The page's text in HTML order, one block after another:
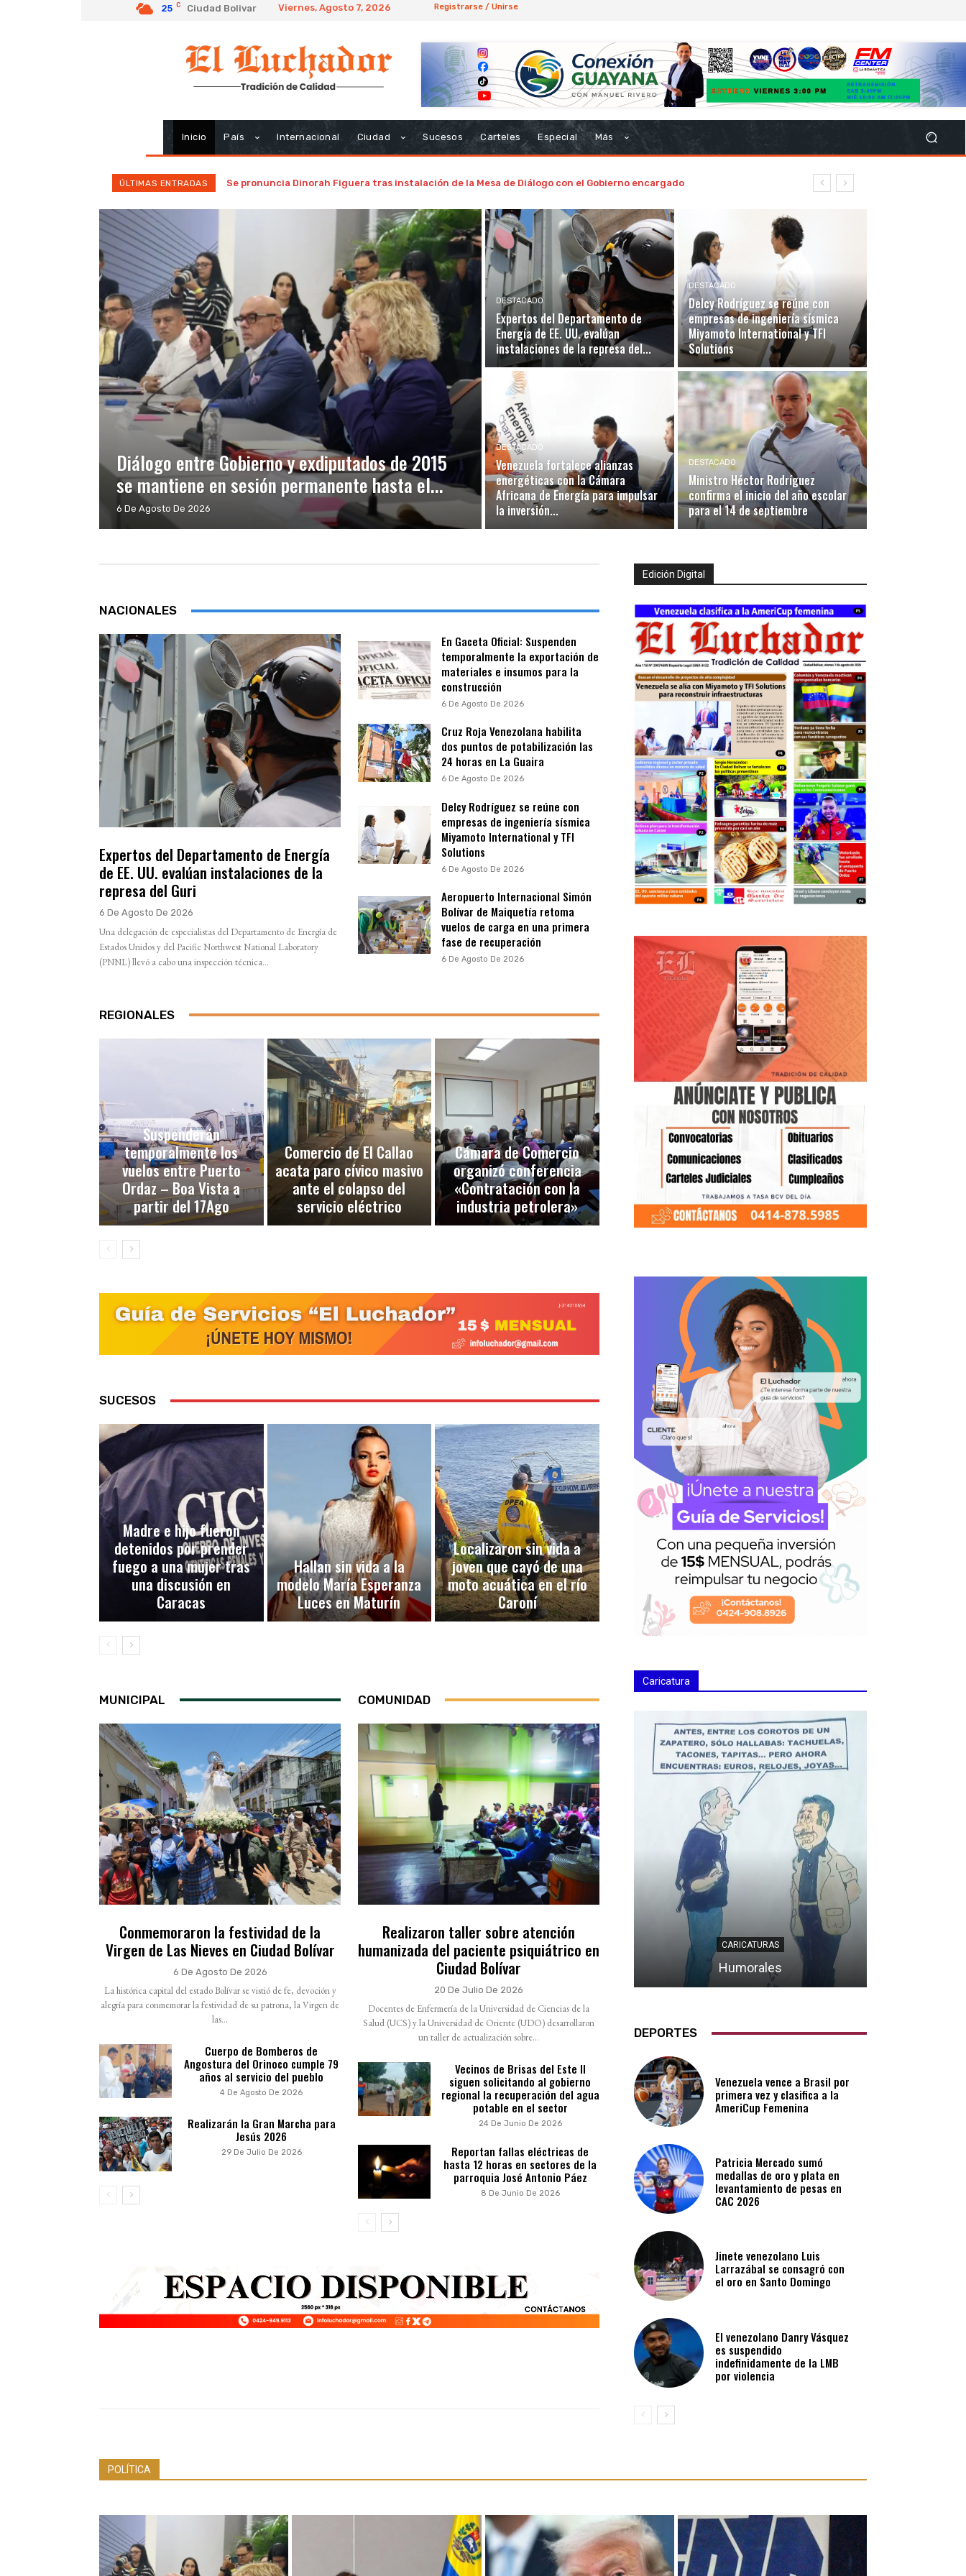
25 C Ciudad Bolivar Viernes, Agosto 7, 2026 Registrarse / Unirse
Inicio País Internacional Ciudad Sucesos Carteles Especial Más
ÚLTIMAS ENTRADAS Se pronuncia Dinorah Figuera tras instalación de la Mesa de Diálogo con el Gobierno encargado
Diálogo entre Gobierno y exdiputados de 2015
se mantiene en sesión permanente hasta el...
6 De Agosto De 2026
DESTACADO
Expertos del Departamento de
Energía de EE. UU. evalúan
instalaciones de la represa del...
DESTACADO
Delcy Rodríguez se reúne con
empresas de ingeniería sísmica
Miyamoto International y TFI
Solutions
DESTACADO
Venezuela fortalece alianzas
energéticas con la Cámara
Africana de Energía para impulsar
la inversión...
DESTACADO
Ministro Héctor Rodríguez
confirma el inicio del año escolar
para el 14 de septiembre
NACIONALES
Expertos del Departamento de Energía
de EE. UU. evalúan instalaciones de la
represa del Guri
6 De Agosto De 2026
Una delegación de especialistas del Departamento de Energía de
Estados Unidos y del Pacific Northwest National Laboratory
(PNNL) llevó a cabo una inspección técnica...
En Gaceta Oficial: Suspenden
temporalmente la exportación de
materiales e insumos para la
construcción
6 De Agosto De 2026
Cruz Roja Venezolana habilita
dos puntos de potabilización las
24 horas en La Guaira
6 De Agosto De 2026
Delcy Rodríguez se reúne con
empresas de ingeniería sísmica
Miyamoto International y TFI
Solutions
6 De Agosto De 2026
Aeropuerto Internacional Simón
Bolívar de Maiquetía retoma
vuelos de carga en una primera
fase de recuperación
6 De Agosto De 2026
REGIONALES
Suspenderán
temporalmente los
vuelos entre Puerto
Ordaz – Boa Vista a
partir del 17Ago
Comercio de El Callao
acata paro cívico masivo
ante el colapso del
servicio eléctrico
Cámara de Comercio
organizó conferencia
«Contratación con la
industria petrolera»
SUCESOS
Madre e hijo fueron
detenidos por prender
fuego a una mujer tras
una discusión en
Caracas
Hallan sin vida a la
modelo María Esperanza
Luces en Maturín
Localizaron sin vida a
joven que cayó de una
moto acuática en el río
Caroní
MUNICIPAL
Conmemoraron la festividad de la
Virgen de Las Nieves en Ciudad Bolívar
6 De Agosto De 2026
La histórica capital del estado Bolívar se vistió de fe, devoción y
alegría para conmemorar la festividad de su patrona, la Virgen de
las...
Cuerpo de Bomberos de
Angostura del Orinoco cumple 79
años al servicio del pueblo
4 De Agosto De 2026
Realizarán la Gran Marcha para
Jesús 2026
29 De Julio De 2026
COMUNIDAD
Realizaron taller sobre atención
humanizada del paciente psiquiátrico en
Ciudad Bolívar
20 De Julio De 2026
Docentes de Enfermería de la Universidad de Ciencias de la
Salud (UCS) y la Universidad de Oriente (UDO) desarrollaron
un taller de actualización sobre...
Vecinos de Brisas del Este II
siguen solicitando al gobierno
regional la recuperación del agua
potable en el sector
24 De Junio De 2026
Reportan fallas eléctricas de
hasta 12 horas en sectores de la
parroquia José Antonio Páez
8 De Junio De 2026
Edición Digital
Caricatura
CARICATURAS
Humorales
DEPORTES
Venezuela vence a Brasil por
primera vez y clasifica a la
AmeriCup Femenina​
Patricia Mercado sumó
medallas de oro y plata en
levantamiento de pesas en
CAC 2026
Jinete venezolano Luis
Larrazábal se consagró con
el oro en Santo Domingo
El venezolano Danry Vásquez
es suspendido
indefinidamente de la LMB
por violencia
POLÍTICA